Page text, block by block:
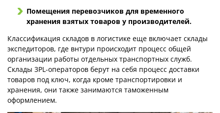
Помещения перевозчиков для временного
хранения взятых товаров у производителей.
Классификация складов в логистике еще включает склады
экспедиторов, где внтури происходит процесс общей
организации работы отдельных транспортных служб.
Склады 3PL-операторов берут на себя процесс доставки
товаров под ключ, когда кроме транспортировки и
хранения, они также занимаются таможенным
оформлением.